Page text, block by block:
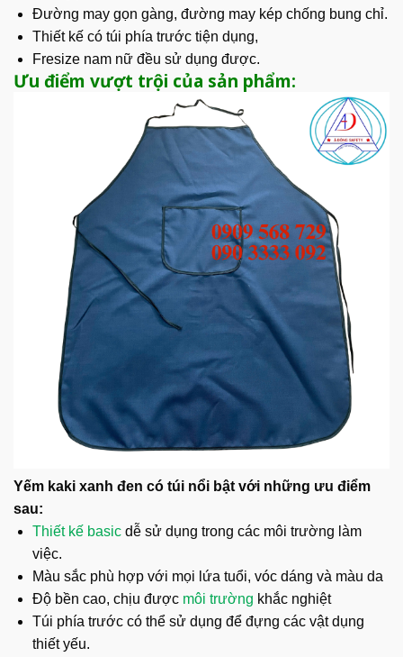
Đường may gọn gàng, đường may kép chống bung chỉ.
Thiết kế có túi phía trước tiện dụng,
Fresize nam nữ đều sử dụng được.
Ưu điểm vượt trội của sản phẩm:
Yếm kaki xanh đen có túi nổi bật với những ưu điểm
sau:
Thiết kế basicdễ sử dụng trong các môi trường làm
việc.
Màu sắc phù hợp với mọi lứa tuổi, vóc dáng và màu da
Độ bền cao, chịu được môi trường khắc nghiệt
Túi phía trước có thể sử dụng để đựng các vật dụng
thiết yếu.